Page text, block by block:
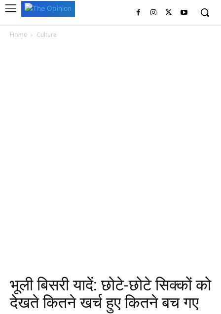
Home Culture
भूली बिसरी यादें: छोटे-छोटे सिक्कों को
देखते कितने खर्च हुए कितने बच गए